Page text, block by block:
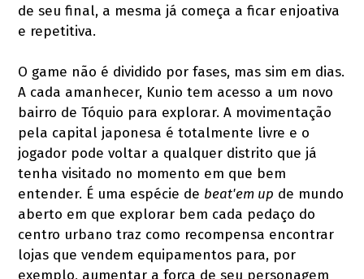
de seu final, a mesma já começa a ficar enjoativa
e repetitiva.
O game não é dividido por fases, mas sim em dias.
A cada amanhecer, Kunio tem acesso a um novo
bairro de Tóquio para explorar. A movimentação
pela capital japonesa é totalmente livre e o
jogador pode voltar a qualquer distrito que já
tenha visitado no momento em que bem
entender. É uma espécie de beat'em up de mundo
aberto em que explorar bem cada pedaço do
centro urbano traz como recompensa encontrar
lojas que vendem equipamentos para, por
exemplo, aumentar a força de seu personagem